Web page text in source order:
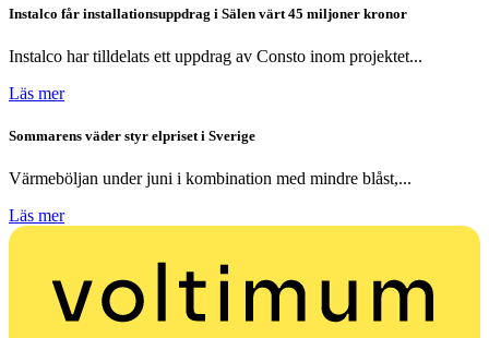
Instalco får installationsuppdrag i Sälen värt 45 miljoner kronor
Instalco har tilldelats ett uppdrag av Consto inom projektet...
Läs mer
Sommarens väder styr elpriset i Sverige
Värmeböljan under juni i kombination med mindre blåst,...
Läs mer